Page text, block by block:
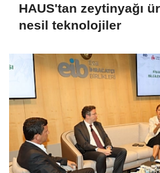
HAUS'tan zeytinyağı
nesil teknolojiler